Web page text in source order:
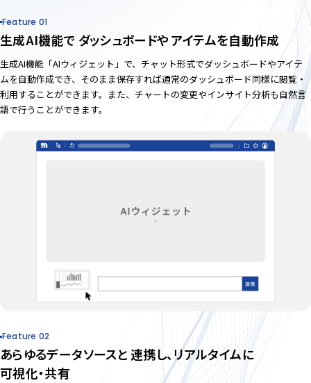
Feature 01
生成AI機能で ダッシュボードやアイテムを自動作成
生成AI機能「AIウィジェット」で、チャット形式でダッシュボードやアイテ
ムを自動作成でき、そのまま保存すれば通常のダッシュボード同様に閲覧・
利用することができます。また、チャートの変更やインサイト分析も自然言
語で行うことができます。
Feature 02
あらゆるデータソースと連携し、リアルタイムに
可視化・共有